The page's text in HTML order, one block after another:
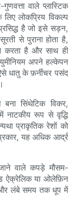
वाले प्लास्टिक
लोकप्रिय विकल्प
है जो इसे सड़न,
से पुराना होता है,
करता है और साथ ही
अपने हल्केपन
धातु के फ़र्नीचर पसंद
बना सिंथेटिक विकर,
नाटकीय रूप से वृद्धि
प्राकृतिक रेशों को
यह अधिक आर्द्र
वाले कपड़े मौसम-
ऐक्रेलिक या ओलेफ़िन
और लंबे समय तक धूप में